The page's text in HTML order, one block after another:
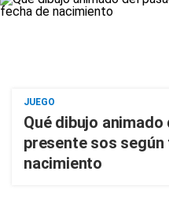
JUEGO
Qué dibujo animado
presente sos
nacimiento